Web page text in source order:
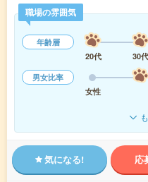
職場の雰囲気
年齢層
20代
30代
男女比率
女性
気になる! 応